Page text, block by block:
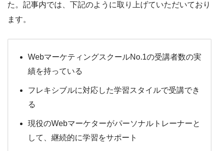
た。記事内では、下記のように取り上げていただいており
ます。
WebマーケティングスクールNo.1の受講者数の実
績を持っている
フレキシブルに対応した学習スタイルで受講でき
る
現役のWebマーケターがパーソナルトレーナーと
して、継続的に学習をサポート